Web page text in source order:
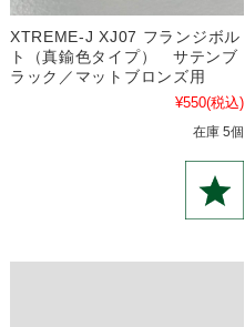
XTREME-J XJ07 フランジボル
ト（真鍮色タイプ） サテンブ
ラック／マットブロンズ用
¥550(税込)
在庫 5個